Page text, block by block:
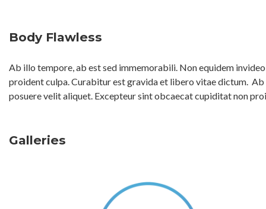
Body Flawless
Ab illo tempore, ab est sed immemorabili. Non equidem
proident culpa. Curabitur est gravida et libero vitae dictum. Ab
posuere velit aliquet. Excepteur sint obcaecat cupiditat non
Galleries